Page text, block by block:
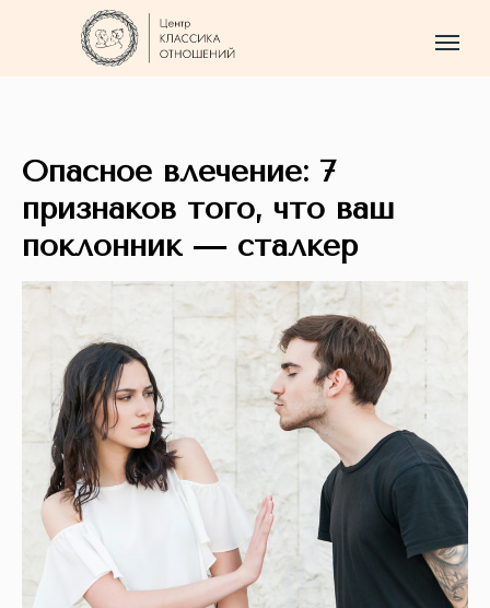
Опасное влечение: 7
признаков того, что ваш
поклонник — сталкер